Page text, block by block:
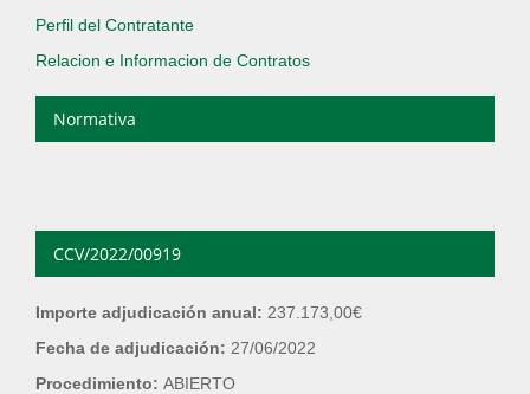
Perfil del Contratante
Relacion e Informacion de Contratos
Normativa
CCV/2022/00919
Importe adjudicación anual: 237.173,00€
Fecha de adjudicación: 27/06/2022
Procedimiento: ABIERTO